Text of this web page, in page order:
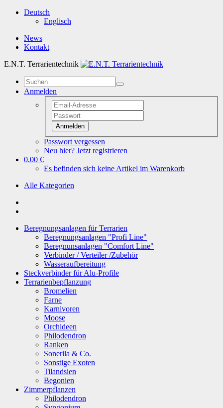
Deutsch
Englisch
News
Kontakt
E.N.T. Terrarientechnik
Anmelden
Anmelden
Passwort vergessen
Neu hier? Jetzt registrieren
0,00 €
Es befinden sich keine Artikel im Warenkorb
Alle Kategorien
Beregnungsanlagen für Terrarien
Beregnungsanlagen "Profi Line"
Beregnunsanlagen "Comfort Line"
Verbinder / Verteiler /Zubehör
Wasseraufbereitung
Steckverbinder für Alu-Profile
Terrarienbepflanzung
Bromelien
Farne
Karnivoren
Moose
Orchideen
Philodendron
Ranken
Sonerila & Co.
Sonstige Exoten
Tilandsien
Begonien
Zimmerpflanzen
Philodendron